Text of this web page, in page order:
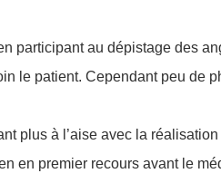
participant au dépistage des
le patient. Cependant peu de
plus à l’aise avec la
en premier recours avant le